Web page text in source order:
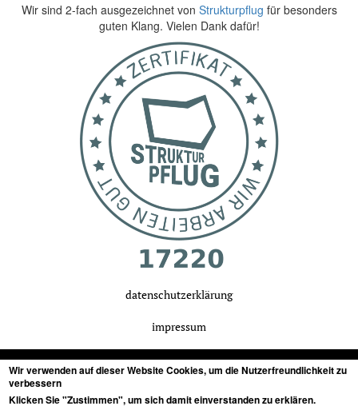
Wir sind 2-fach ausgezeichnet von Strukturpflug für besonders
guten Klang. Vielen Dank dafür!
datenschutzerklärung
impressum
Wir verwenden auf dieser Website Cookies, um die Nutzerfreundlichkeit zu
verbessern
Klicken Sie "Zustimmen", um sich damit einverstanden zu erklären.